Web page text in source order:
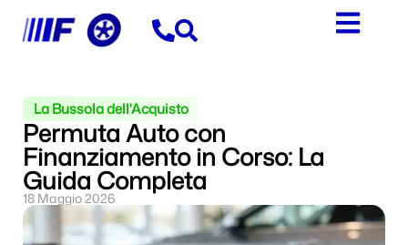
La Bussola dell'Acquisto
Permuta Auto con
Finanziamento in Corso: La
Guida Completa
18 Maggio 2026